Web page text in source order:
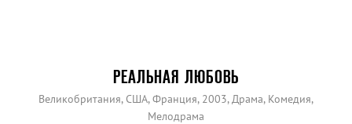
РЕАЛЬНАЯ ЛЮБОВЬ
Великобритания, США, Франция, 2003, Драма, Комедия,
Мелодрама